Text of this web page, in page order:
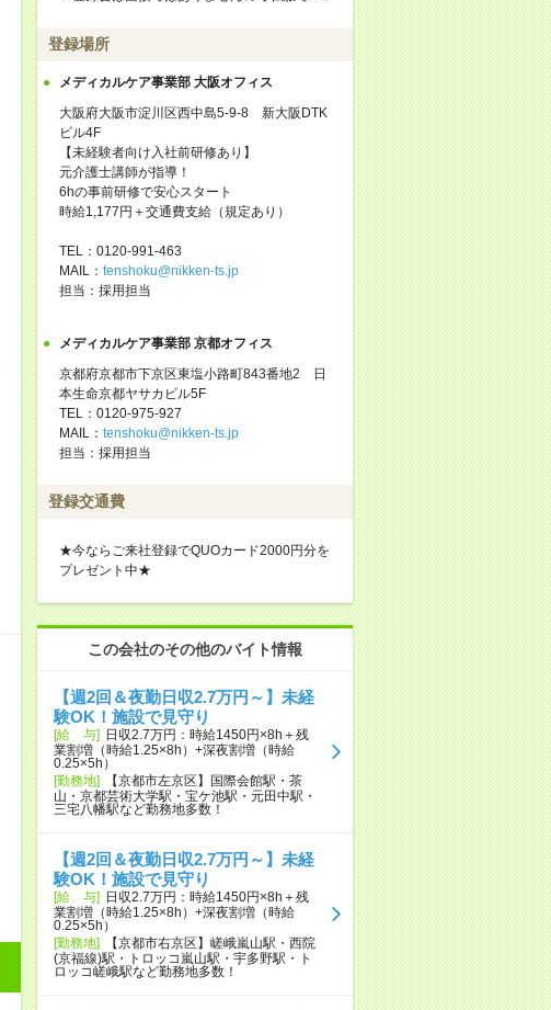
登録場所
メディカルケア事業部 大阪オフィス
大阪府大阪市淀川区西中島5-9-8 新大阪DTK
ビル4F
【未経験者向け入社前研修あり】
元介護士講師が指導！
6hの事前研修で安心スタート
時給1,177円＋交通費支給（規定あり）
TEL：0120-991-463
MAIL： tenshoku@nikken-ts.jp
担当：採用担当
メディカルケア事業部 京都オフィス
京都府京都市下京区東塩小路町843番地2 日
本生命京都ヤサカビル5F
TEL：0120-975-927
MAIL： tenshoku@nikken-ts.jp
担当：採用担当
登録交通費
★今ならご来社登録でQUOカード2000円分を
プレゼント中★
この会社のその他のバイト情報
【週2回＆夜勤日収2.7万円～】未経
験OK！施設で見守り
[給 与] 日収2.7万円：時給1450円×8h＋残
業割増（時給1.25×8h）+深夜割増（時給
0.25×5h）
[勤務地]
【京都市左京区】国際会館駅・茶
山・京都芸術大学駅・宝ケ池駅・元田中駅・
三宅八幡駅など勤務地多数！
【週2回＆夜勤日収2.7万円～】未経
験OK！施設で見守り
[給 与] 日収2.7万円：時給1450円×8h＋残
業割増（時給1.25×8h）+深夜割増（時給
0.25×5h）
[勤務地]
【京都市右京区】嵯峨嵐山駅・西院
(京福線)駅・トロッコ嵐山駅・宇多野駅・ト
ロッコ嵯峨駅など勤務地多数！